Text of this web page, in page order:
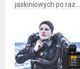
jaskiniowych po raz...